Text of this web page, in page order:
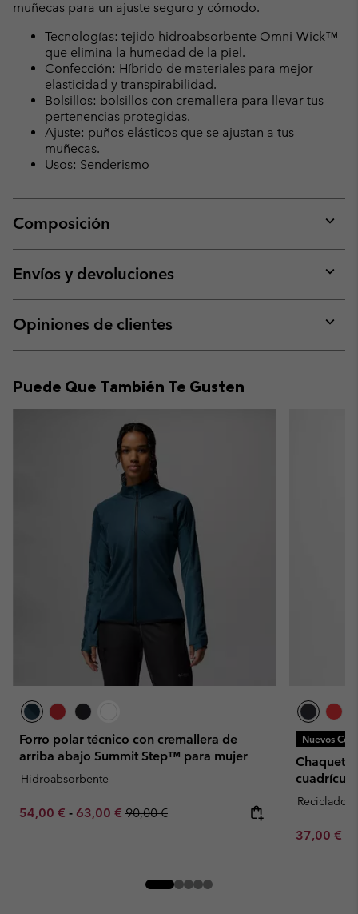
muñecas para un ajuste seguro y cómodo.
Tecnologías: tejido hidroabsorbente Omni-Wick™
que elimina la humedad de la piel.
Confección: Híbrido de materiales para mejor
elasticidad y transpirabilidad.
Bolsillos: bolsillos con cremallera para llevar tus
pertenencias protegidas.
Ajuste: puños elásticos que se ajustan a tus
muñecas.
Usos: Senderismo
Composición
or
Envíos y devoluciones
or
Opiniones de clientes
or
Puede Que También Te Gusten
Forro polar técnico con cremallera de
arriba abajo Summit Step™ para mujer
Hidroabsorbente
Minimum sale price:
54,00 € - Maximum sale price:
63,00 € Regular price:
90,00 €
Nuevos
Chaqueta
Reciclado
Minimum
37,00 €